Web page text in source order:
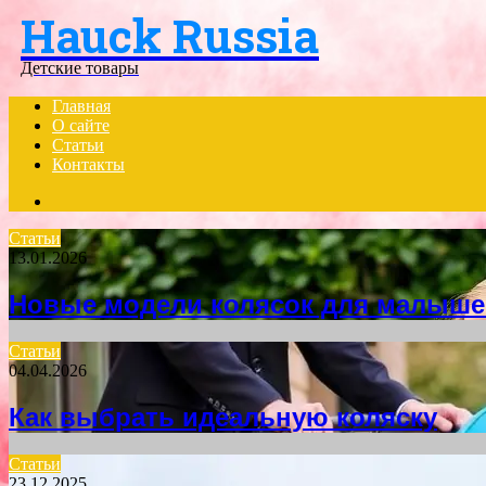
Menu
Hauck Russia
Детские товары
Главная
О сайте
Статьи
Контакты
Статьи
13.01.2026
Новые модели колясок для
Статьи
04.04.2026
Как выбрать идеальную коляску
Статьи